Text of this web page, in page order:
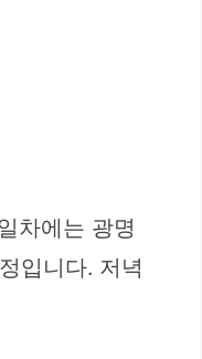
차에는 광명
입니다. 저녁